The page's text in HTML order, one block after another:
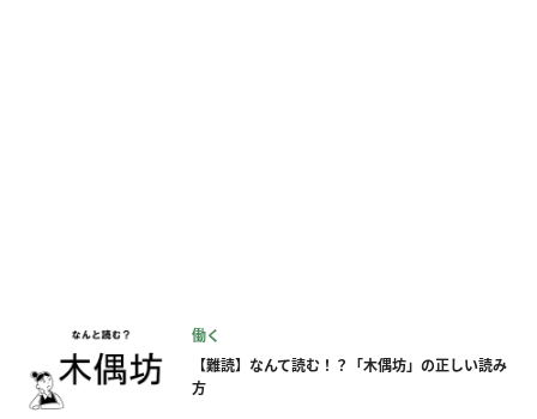
働く
【難読】なんて読む！？「木偶坊」の正しい読み
方